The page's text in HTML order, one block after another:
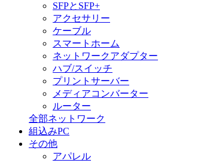
SFPとSFP+
アクセサリー
ケーブル
スマートホーム
ネットワークアダプター
ハブ/スイッチ
プリントサーバー
メディアコンバーター
ルーター
全部ネットワーク
組込みPC
その他
アパレル